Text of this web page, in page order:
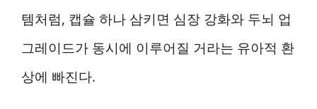
템처럼, 캡슐 하나 삼키면 심장 강화와 두뇌 업
그레이드가 동시에 이루어질 거라는 유아적 환
상에 빠진다.